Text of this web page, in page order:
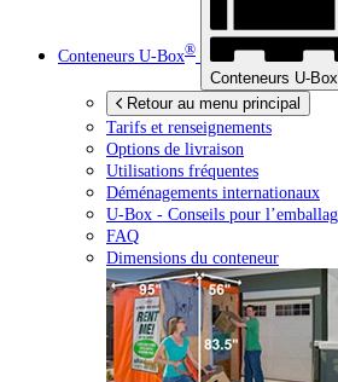
Conteneurs U-Box®
Conteneurs U-Box
Retour au menu principal
Tarifs et renseignements
Options de livraison
Utilisations fréquentes
Déménagements internationaux
U-Box - Conseils pour
FAQ
Dimensions du conteneur